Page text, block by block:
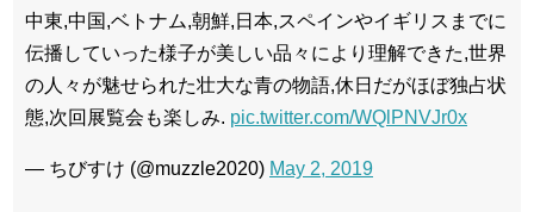
中東,中国,ベトナム,朝鮮,日本,スペインやイギリスまでに
伝播していった様子が美しい品々により理解できた,世界
の人々が魅せられた壮大な青の物語,休日だがほぼ独占状
態,次回展覧会も楽しみ. pic.twitter.com/WQlPNVJr0x
— ちびすけ (@muzzle2020) May 2, 2019